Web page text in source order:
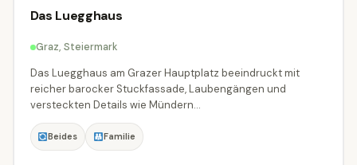
Das Luegghaus
Graz, Steiermark
Das Luegghaus am Grazer Hauptplatz beeindruckt mit
reicher barocker Stuckfassade, Laubengängen und
versteckten Details wie Mündern...
Beides Familie